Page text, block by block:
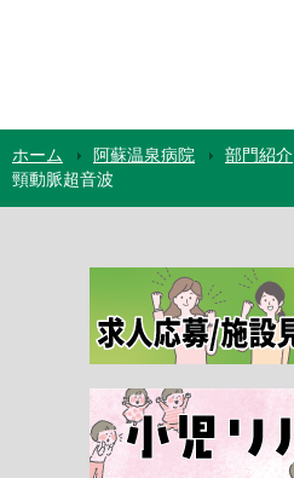
ホーム 阿蘇温泉病院 部門紹介
頸動脈超音波